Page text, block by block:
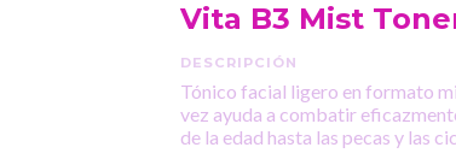
Vita B3 Mist
DESCRIPCIÓN
Tónico facial ligero en formato
vez ayuda a combatir
de la edad hasta las pecas y las